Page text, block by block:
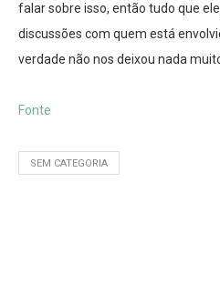
falar sobre isso, então tudo que
discussões com quem está
verdade não nos deixou nada
Fonte
SEM CATEGORIA